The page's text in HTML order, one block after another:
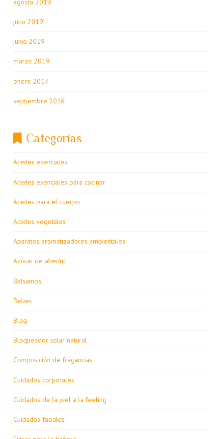
agosto 2019
julio 2019
junio 2019
marzo 2019
enero 2017
septiembre 2016
Categorías
Aceites esenciales
Aceites esenciales para cocinar
Aceites para el cuerpo
Aceites vegetales
Aparatos aromatizadores ambientales
Azúcar de abedul
Bálsamos
Bebes
Blog
Bloqueador solar natural
Composición de fragancias
Cuidados corporales
Cuidados de la piel a la feeling
Cuidados faciales